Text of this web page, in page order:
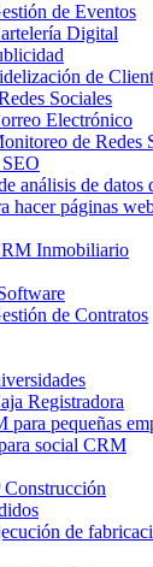
de Eventos
Digital
de
Sociales
Electrónico
de Redes
análisis de datos
hacer páginas
Inmobiliario
de Contratos
Registradora
para pequeñas
social CRM
de